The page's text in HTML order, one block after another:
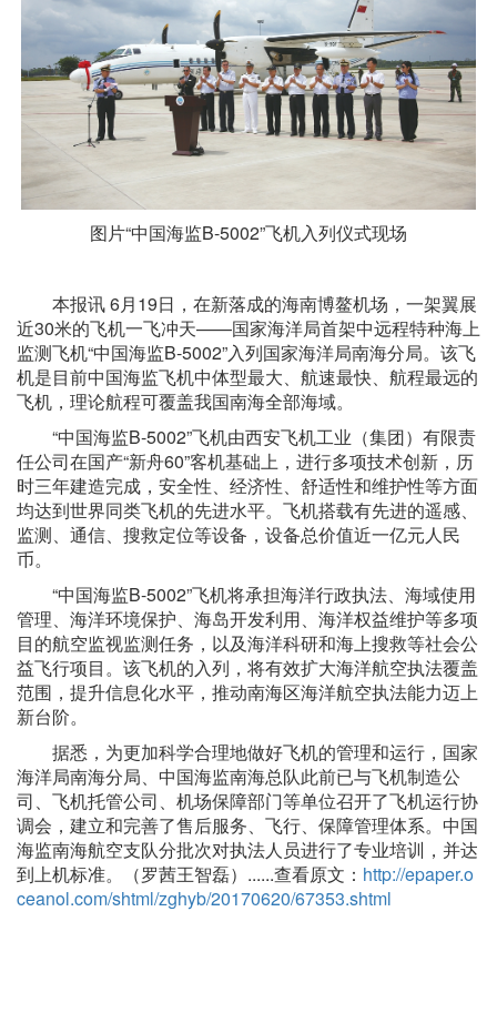
图片“中国海监B-5002”飞机入列仪式现场
本报讯 6月19日，在新落成的海南博鳌机场，一架翼展
近30米的飞机一飞冲天——国家海洋局首架中远程特种海上
监测飞机“中国海监B-5002”入列国家海洋局南海分局。该飞
机是目前中国海监飞机中体型最大、航速最快、航程最远的
飞机，理论航程可覆盖我国南海全部海域。
“中国海监B-5002”飞机由西安飞机工业（集团）有限责
任公司在国产“新舟60”客机基础上，进行多项技术创新，历
时三年建造完成，安全性、经济性、舒适性和维护性等方面
均达到世界同类飞机的先进水平。飞机搭载有先进的遥感、
监测、通信、搜救定位等设备，设备总价值近一亿元人民
币。
“中国海监B-5002”飞机将承担海洋行政执法、海域使用
管理、海洋环境保护、海岛开发利用、海洋权益维护等多项
目的航空监视监测任务，以及海洋科研和海上搜救等社会公
益飞行项目。该飞机的入列，将有效扩大海洋航空执法覆盖
范围，提升信息化水平，推动南海区海洋航空执法能力迈上
新台阶。
据悉，为更加科学合理地做好飞机的管理和运行，国家
海洋局南海分局、中国海监南海总队此前已与飞机制造公
司、飞机托管公司、机场保障部门等单位召开了飞机运行协
调会，建立和完善了售后服务、飞行、保障管理体系。中国
海监南海航空支队分批次对执法人员进行了专业培训，并达
到上机标准。（罗茜王智磊）......查看原文： http://epaper.o
ceanol.com/shtml/zghyb/20170620/67353.shtml